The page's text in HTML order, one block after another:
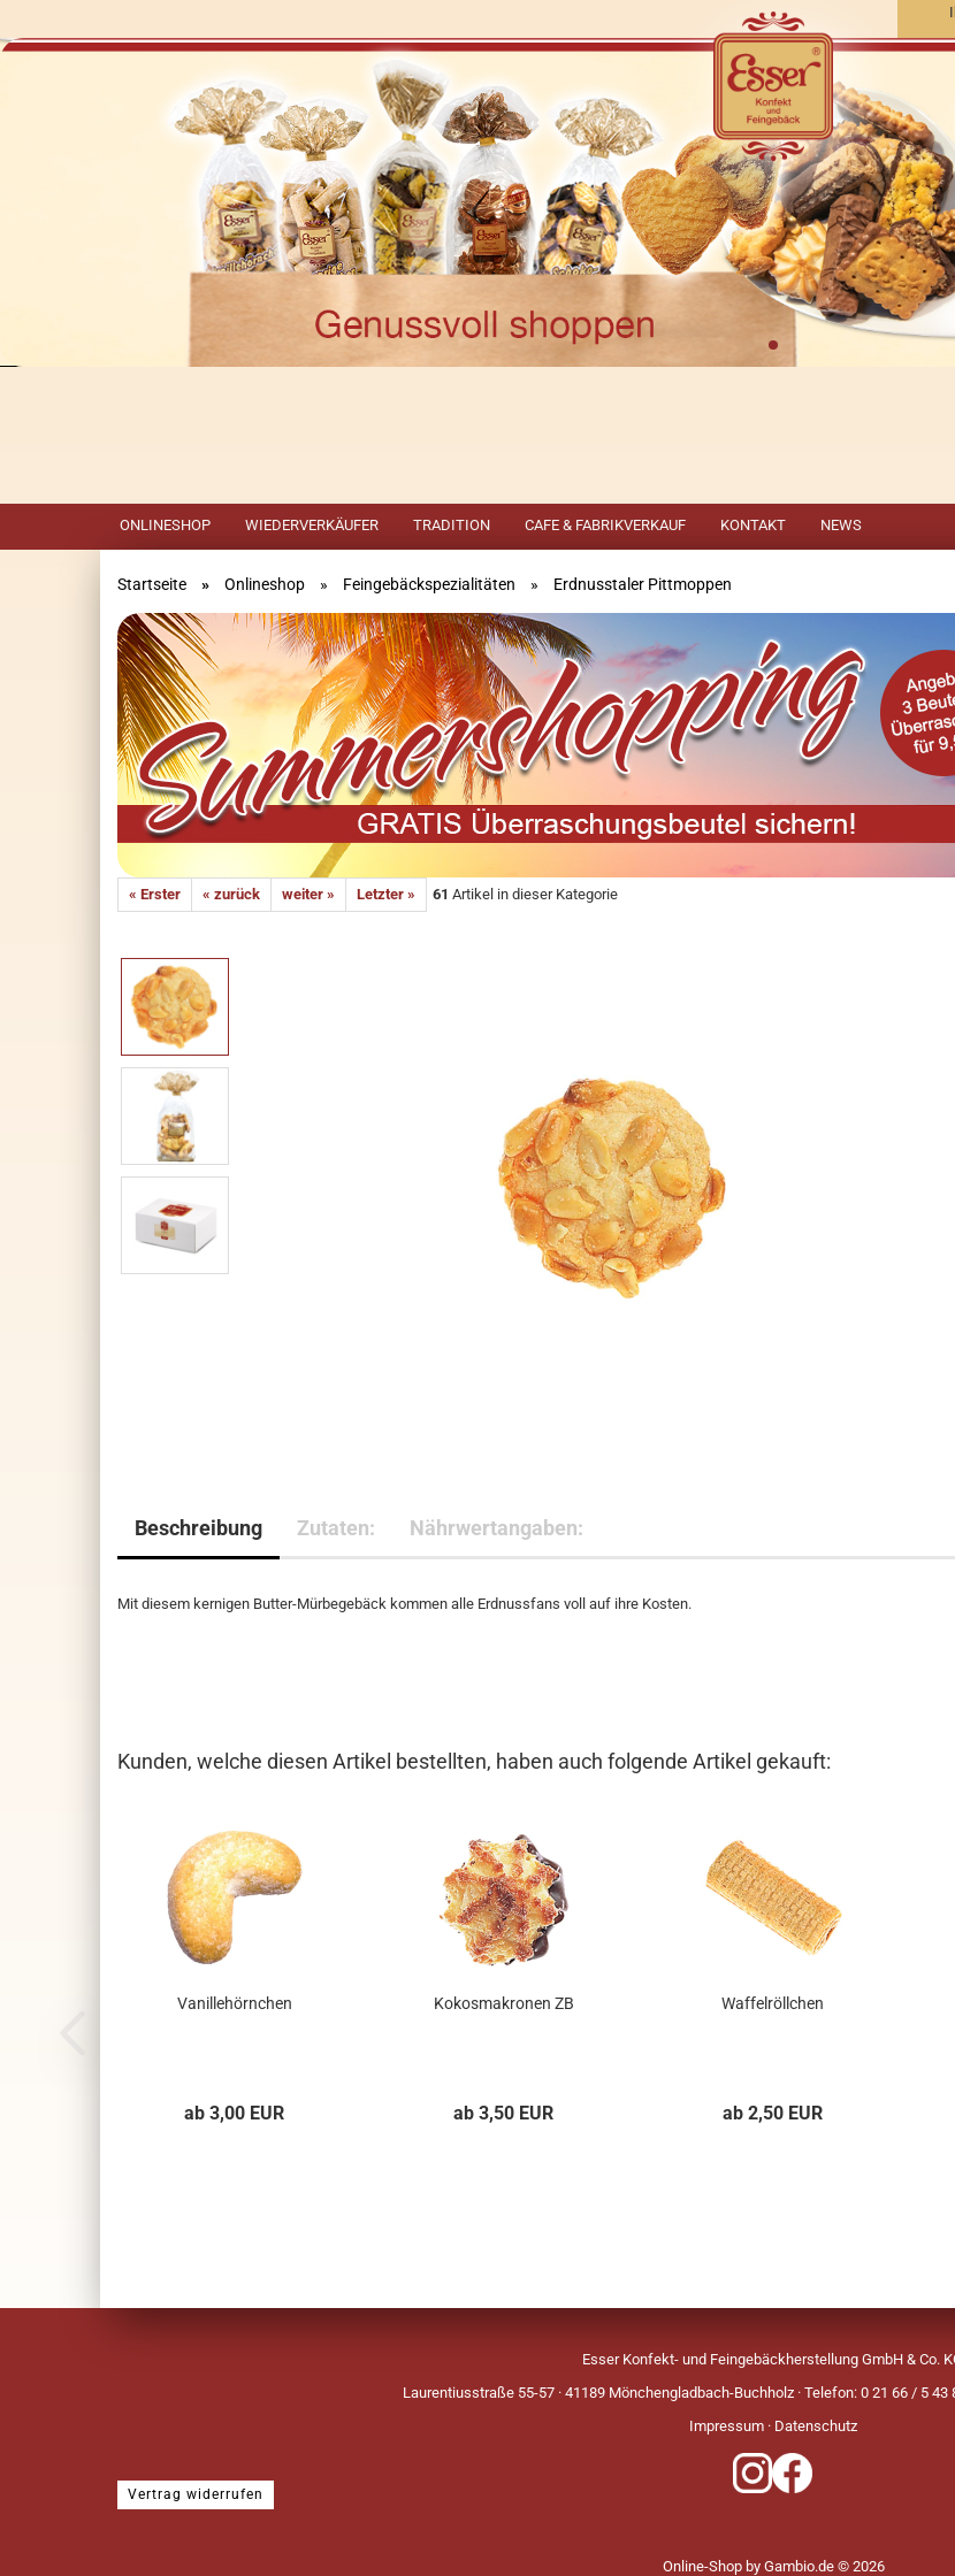
ONLINESHOP WIEDERVERKÄUFER TRADITION CAFE & FABRIKVERKAUF KONTAKT NEWS
Startseite » Onlineshop » Feingebäckspezialitäten » Erdnusstaler Pittmoppen
« Erster « zurück weiter » Letzter » 61 Artikel in dieser Kategorie
Beschreibung Zutaten: Nährwertangaben:
Mit diesem kernigen Butter-Mürbegebäck kommen alle Erdnussfans voll auf ihre Kosten.
Kunden, welche diesen Artikel bestellten, haben auch folgende Artikel gekauft:
Vanillehörnchen
ab 3,00 EUR
Kokosmakronen ZB
ab 3,50 EUR
Waffelröllchen
ab 2,50 EUR
Esser Konfekt- und Feingebäckherstellung GmbH & Co.
Laurentiusstraße 55-57 · 41189 Mönchengladbach-Buchholz · Telefon: 0 21 66 / 5 43
Impressum· Datenschutz
Vertrag widerrufen
Online-Shopby Gambio.de © 2026